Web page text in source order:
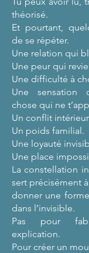
théorisé.
Et pourtant,
de se répéter.
Une relation qui
Une peur qui
Une difficulté à
Une sensation
chose qui ne
Un conflit
Un poids familial.
Une loyauté
Une place
La constellation
sert précisément
donner une
dans l’invisible.
Pas pour
explication.
Pour créer un